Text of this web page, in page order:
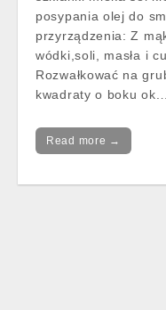
posypania olej do
przyrządzenia: Z
wódki,soli, masła i
Rozwałkować na
kwadraty o boku ok.…
Read more →